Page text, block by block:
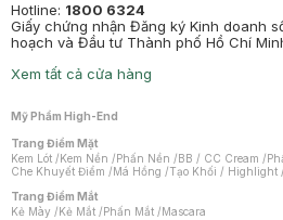
Hotline: 1800 6324
Giấy chứng nhận Đăng ký Kinh doanh
hoạch và Đầu tư Thành phố Hồ Chí
Xem tất cả cửa hàng
Mỹ Phẩm High-End
Trang Điểm Mặt
Kem Lót /Kem Nền /Phấn Nền /BB / CC Cream /
Che Khuyết Điểm /Má Hồng /Tạo Khối / Highlight /
Trang Điểm Mắt
Kẻ Mày /Kẻ Mắt /Phấn Mắt /Mascara